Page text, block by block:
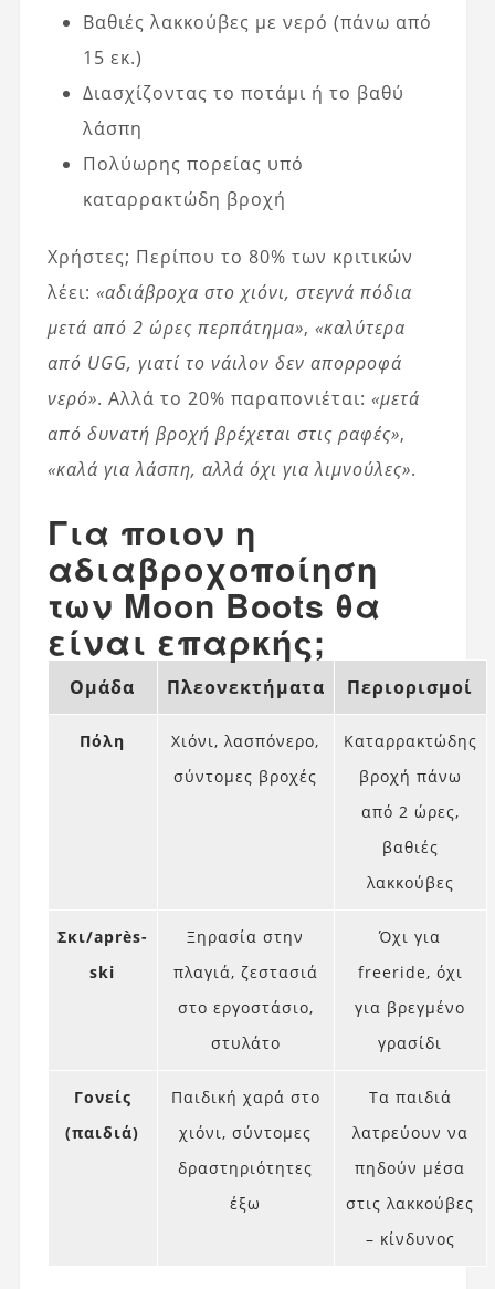
Βαθιές λακκούβες με νερό (πάνω από
15 εκ.)
Διασχίζοντας το ποτάμι ή το βαθύ
λάσπη
Πολύωρης πορείας υπό
καταρρακτώδη βροχή
Χρήστες; Περίπου το 80% των κριτικών
λέει: «αδιάβροχα στο χιόνι, στεγνά πόδια
μετά από 2 ώρες περπάτημα», «καλύτερα
από UGG, γιατί το νάιλον δεν απορροφά
νερό». Αλλά το 20% παραπονιέται: «μετά
από δυνατή βροχή βρέχεται στις ραφές»,
«καλά για λάσπη, αλλά όχι για λιμνούλες».
Για ποιον η
αδιαβροχοποίηση
των Moon Boots θα
είναι επαρκής;
Ομάδα Πλεονεκτήματα Περιορισμοί
Πόλη
Χιόνι, λασπόνερο,
σύντομες βροχές
Καταρρακτώδης
βροχή πάνω
από 2 ώρες,
βαθιές
λακκούβες
Σκι/après-
ski
Ξηρασία στην
πλαγιά, ζεστασιά
στο εργοστάσιο,
στυλάτο
Όχι για
freeride, όχι
για βρεγμένο
γρασίδι
Γονείς
(παιδιά)
Παιδική χαρά στο
χιόνι, σύντομες
δραστηριότητες
έξω
Τα παιδιά
λατρεύουν να
πηδούν μέσα
στις λακκούβες
– κίνδυνος